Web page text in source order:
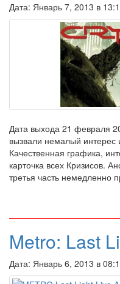
Дата: Январь 7, 2013 в
Дата выхода 21 февраля
вызвали немалый интерес
Качественная графика,
карточка всех Кризисов.
третья часть немедленно
Metro: Last
Дата: Январь 6, 2013 в